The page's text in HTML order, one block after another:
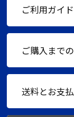
ご利用ガイド
ご購入まで
送料とお支